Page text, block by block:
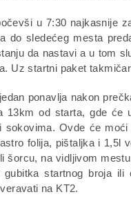
u 7:30 najkasnije
do sledećeg mesta
da nastavi a u tom
Uz startni paket
ponavlja nakon
od starta, gde će
Ovde će
folija, pištaljka i 1,5l
šorcu, na vidljivom
startnog broja ili
na KT2.